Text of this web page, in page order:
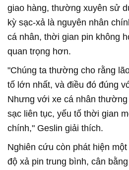
giao hàng, thường xuyên sử
kỳ sạc-xả là nguyên nhân
cá nhân, thời gian pin không
quan trọng hơn.
"Chúng ta thường cho rằng
tố lớn nhất, và điều đó đúng
Nhưng với xe cá nhân
sạc liên tục, yếu tố thời gian
chính," Geslin giải thích.
Nghiên cứu còn phát hiện
độ xả pin trung bình, cân